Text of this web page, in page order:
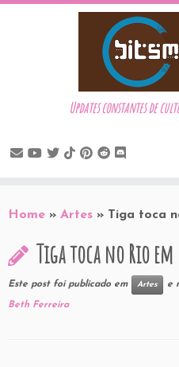
to
Updates constantes de
Home » Artes » Tiga toca
Tiga toca no Rio
Este post foi publicado em Artes e
Beth Ferreira